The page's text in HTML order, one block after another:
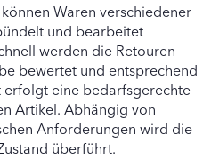
Waren verschiedener
und bearbeitet
werden die Retouren
bewertet und entsprechend
erfolgt eine bedarfsgerechte
Artikel. Abhängig von
Anforderungen wird die
überführt.